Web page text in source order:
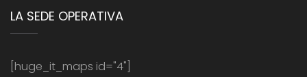
LA SEDE OPERATIVA
[huge_it_maps id="4"]